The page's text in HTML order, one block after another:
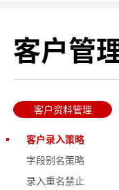
客户管
客户资料管理
客户录入策略
字段别名策略
录入重名禁止